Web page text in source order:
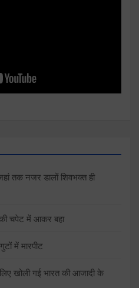
तक नजर डालों शिवभक्त ही
की चपेट में आकर बहा
में मारपीट
खोली गई भारत की आजादी के